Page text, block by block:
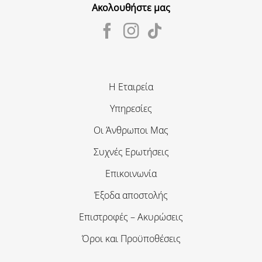
Ακολουθήστε μας
Η Εταιρεία
Υπηρεσίες
Οι Άνθρωποι Μας
Συχνές Ερωτήσεις
Επικοινωνία
Έξοδα αποστολής
Επιστροφές – Ακυρώσεις
Όροι και Προϋποθέσεις